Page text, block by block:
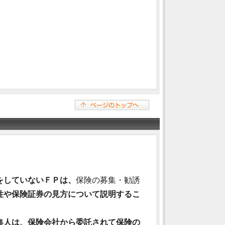
ていないＦＰは、 保険の募集・勧誘
保険証券の見方について説明するこ
人は、保険会社から委託されて保険の